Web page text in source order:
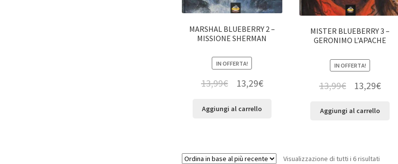
MARSHAL BLUEBERRY 2 –
MISSIONE SHERMAN
IN OFFERTA!
13,99€ 13,29€
Aggiungi al carrello
MISTER BLUEBERRY 3 –
GERONIMO L’APACHE
IN OFFERTA!
13,99€ 13,29€
Aggiungi al carrello
Visualizzazione di tutti i 6 risultati